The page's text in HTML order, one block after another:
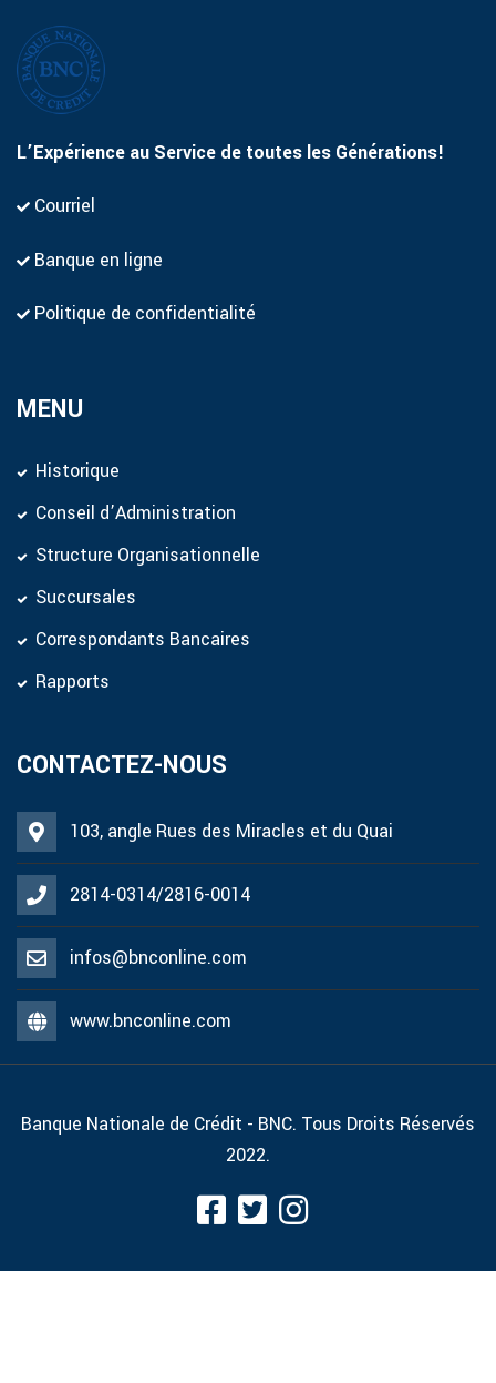
L’Expérience au Service de toutes les Générations!
Courriel
Banque en ligne
Politique de confidentialité
MENU
Historique
Conseil d’Administration
Structure Organisationnelle
Succursales
Correspondants Bancaires
Rapports
CONTACTEZ-NOUS
103, angle Rues des Miracles et du Quai
2814-0314/2816-0014
infos@bnconline.com
www.bnconline.com
Banque Nationale de Crédit - BNC. Tous Droits Réservés
2022.